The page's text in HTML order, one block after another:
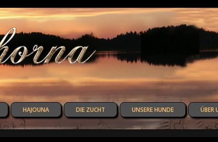
HAJOUNA DIE ZUCHT UNSERE HUNDE ÜBER